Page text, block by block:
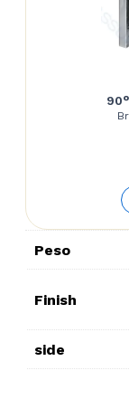
Peso
Finish
side